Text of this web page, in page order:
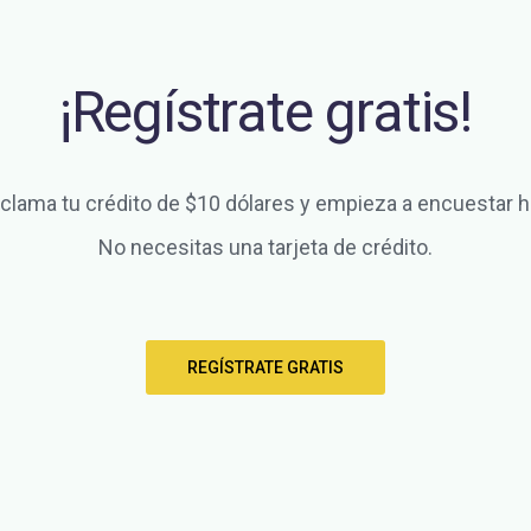
¡Regístrate gratis!
tu crédito de $10 dólares y empieza a encuestar
No necesitas una tarjeta de crédito.
REGÍSTRATE GRATIS